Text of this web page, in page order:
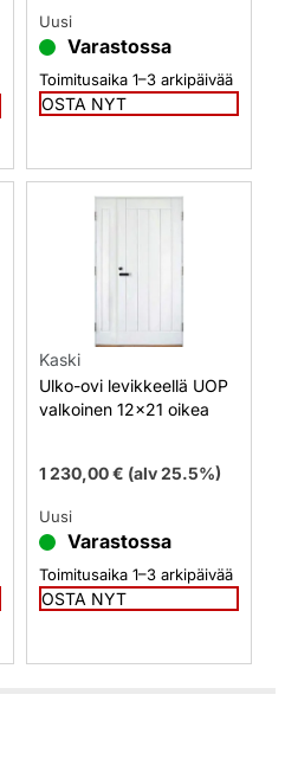
Uusi
Varastossa
Toimitusaika 1–3 arkipäivää
OSTA NYT
Kaski
Ulko-ovi levikkeellä UOP
valkoinen 12×21 oikea
1 230,00€ (alv 25.5%)
Uusi
Varastossa
Toimitusaika 1–3 arkipäivää
OSTA NYT